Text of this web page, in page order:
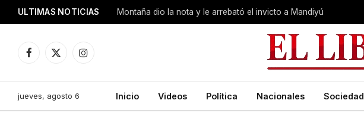
ULTIMAS NOTICIAS Montaña dio la nota y le arrebató el invicto a Mandiyú
Facebook
X
Instagram
jueves, agosto 6 Inicio Videos Política Nacionales Sociedad